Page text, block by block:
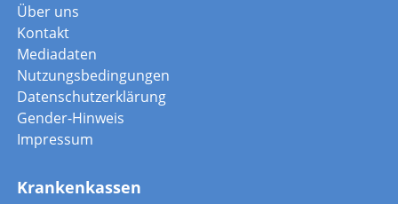
Über uns
Kontakt
Mediadaten
Nutzungsbedingungen
Datenschutzerklärung
Gender-Hinweis
Impressum
Krankenkassen